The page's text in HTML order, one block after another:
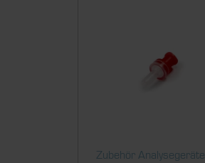
Zubehör Analysegeräte